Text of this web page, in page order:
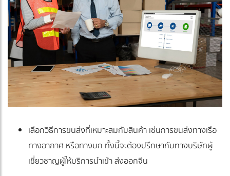
เลือกวิธีการขนส่งที่เหมาะสมกับสินค้า เช่นการขนส่งทางเรือ
ทางอากาศ หรือทางบก ทั้งนี้จะต้องปรึกษากับทางบริษัทผู้
เชี่ยวชาญผู้ให้บริการนำเข้า ส่งออกจีน